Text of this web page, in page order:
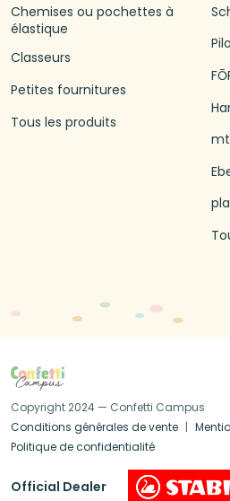
Chemises ou pochettes à
élastique
Classeurs
Petites fournitures
Tous les produits
Copyright 2024 — Confetti Campus
Conditions générales de vente
Politique de confidentialité
Official Dealer